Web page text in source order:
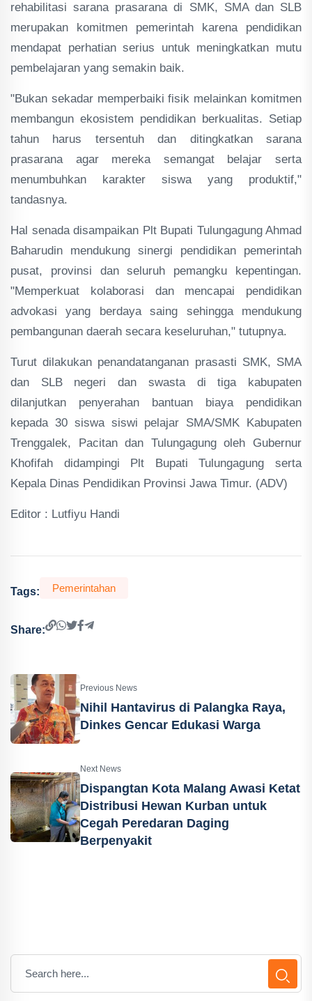
rehabilitasi sarana prasarana di SMK, SMA dan SLB
merupakan komitmen pemerintah karena pendidikan
mendapat perhatian serius untuk meningkatkan mutu
pembelajaran yang semakin baik.
"Bukan sekadar memperbaiki fisik melainkan komitmen
membangun ekosistem pendidikan berkualitas. Setiap
tahun harus tersentuh dan ditingkatkan sarana
prasarana agar mereka semangat belajar serta
menumbuhkan karakter siswa yang produktif,"
tandasnya.
Hal senada disampaikan Plt Bupati Tulungagung Ahmad
Baharudin mendukung sinergi pendidikan pemerintah
pusat, provinsi dan seluruh pemangku kepentingan.
"Memperkuat kolaborasi dan mencapai pendidikan
advokasi yang berdaya saing sehingga mendukung
pembangunan daerah secara keseluruhan," tutupnya.
Turut dilakukan penandatanganan prasasti SMK, SMA
dan SLB negeri dan swasta di tiga kabupaten
dilanjutkan penyerahan bantuan biaya pendidikan
kepada 30 siswa siswi pelajar SMA/SMK Kabupaten
Trenggalek, Pacitan dan Tulungagung oleh Gubernur
Khofifah didampingi Plt Bupati Tulungagung serta
Kepala Dinas Pendidikan Provinsi Jawa Timur. (ADV)
Editor : Lutfiyu Handi
Tags: Pemerintahan
Share:
Previous News
Nihil Hantavirus di Palangka Raya,
Dinkes Gencar Edukasi Warga
Next News
Dispangtan Kota Malang Awasi Ketat
Distribusi Hewan Kurban untuk
Cegah Peredaran Daging
Berpenyakit